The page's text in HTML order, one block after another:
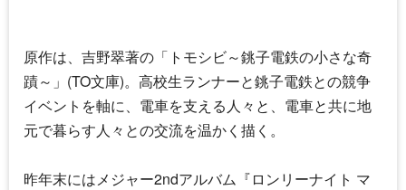
原作は、吉野翠著の「トモシビ～銚子電鉄の小さな奇
蹟～」(TO文庫)。高校生ランナーと銚子電鉄との競争
イベントを軸に、電車を支える人々と、電車と共に地
元で暮らす人々との交流を温かく描く。
昨年末にはメジャー2ndアルバム『ロンリーナイト マ